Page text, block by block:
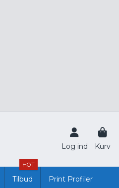
Log ind Kurv
Tilbud
HOT
Print Profiler